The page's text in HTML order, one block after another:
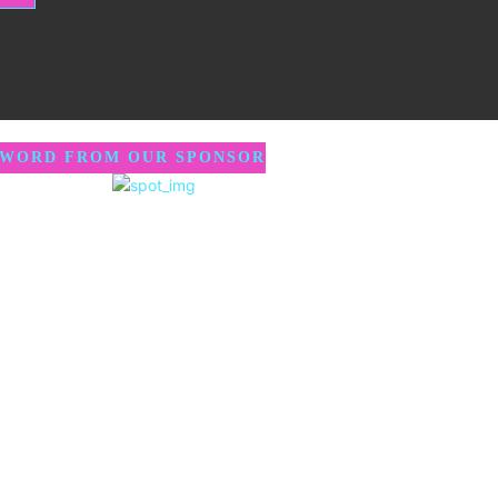
FROM OUR SPONSOR